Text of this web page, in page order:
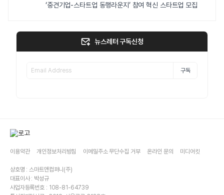
‘중견기업-스타트업 동행라운지’ 참여 혁신 스타트업 모집
뉴스레터 구독신청
구독
이용약관 개인정보처리방침 이메일주소 무단수집 거부 온라인 문의 미디어킷
상호명 : 스마트앤컴퍼니(주)
대표이사 : 박성규
사업자등록번호 : 108-81-64739